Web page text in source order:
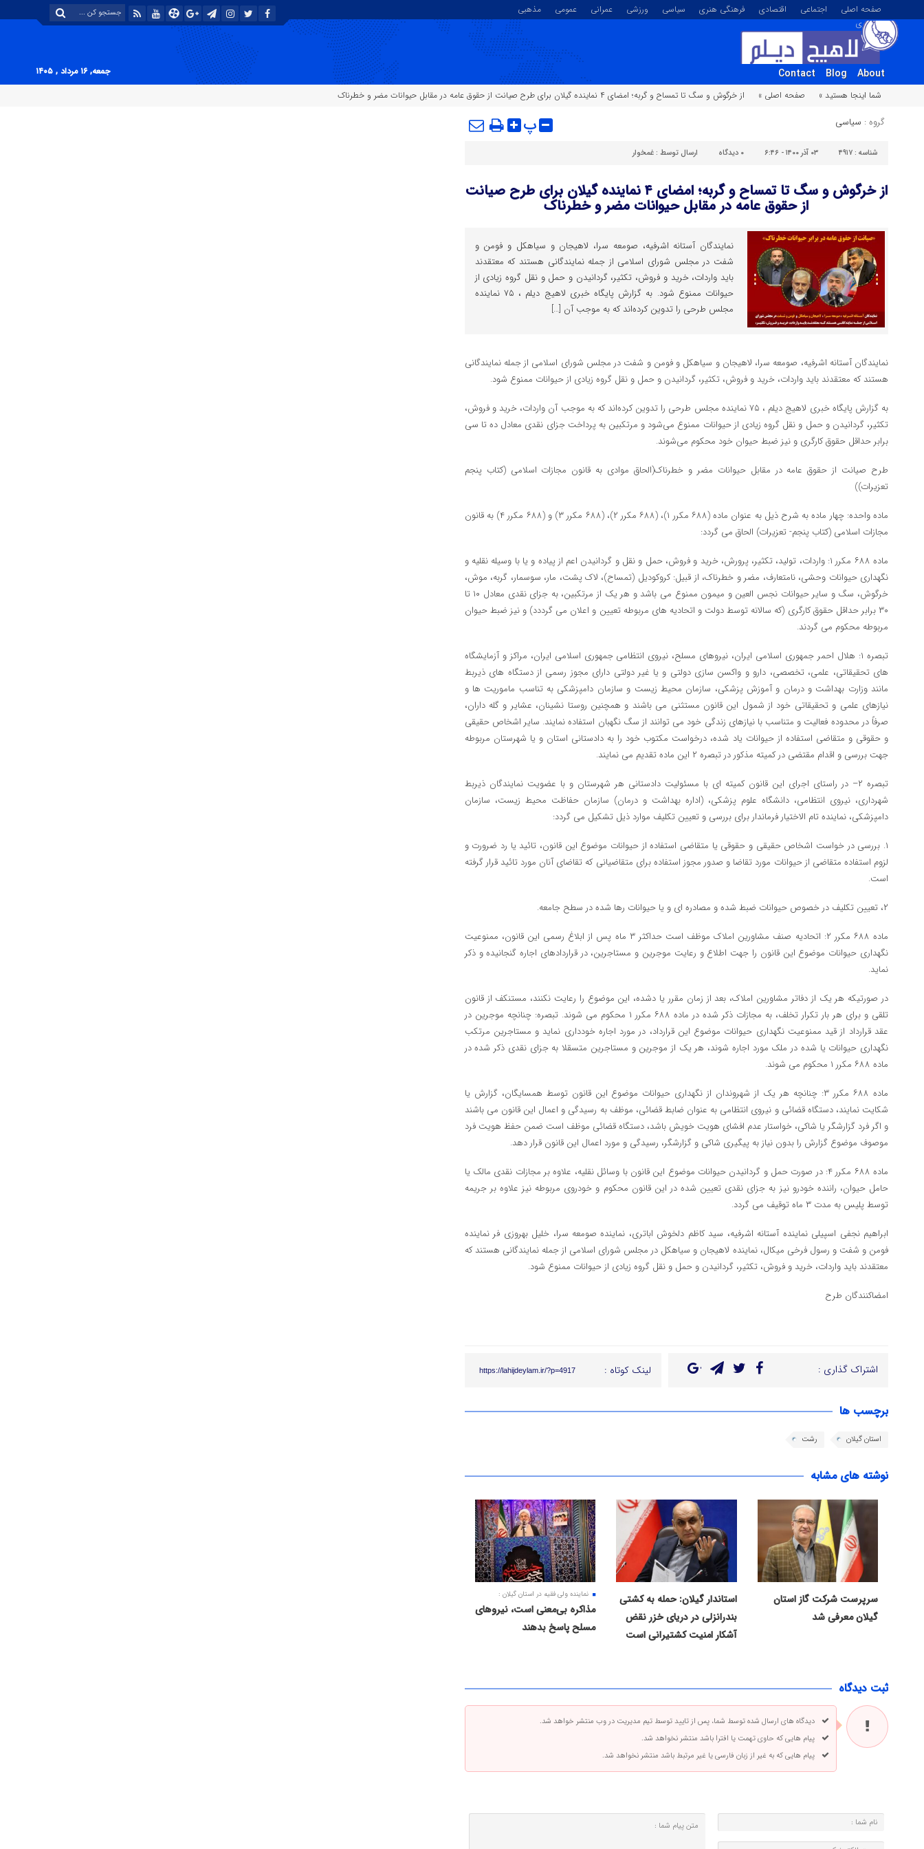
صفحه اصلی اجتماعی اقتصادی فرهنگی هنری سیاسی ورزشی عمرانی عمومی
مذهبی
تصویری
About
Blog
Contact
جمعه, ۱۶ مرداد , ۱۴۰۵
شما اینجا هستید »
صفحه اصلی » از خرگوش و سگ تا تمساح و گربه؛ امضای ۴ نماینده گیلان برای طرح صیانت از حقوق عامه در مقابل حیوانات مضر و خطرناک
گروه : سیاسی پ
شناسه : ۴۹۱۷ ۰۳ آذر ۱۴۰۰ - ۶:۴۶ ۰ دیدگاه ارسال توسط : غمخوار
از خرگوش و سگ تا تمساح و گربه؛ امضای ۴ نماینده گیلان برای طرح صیانت
از حقوق عامه در مقابل حیوانات مضر و خطرناک
نمایندگان آستانه اشرفیه، صومعه سرا، لاهیجان و سیاهکل و فومن و
شفت در مجلس شورای اسلامی از جمله نمایندگانی هستند که معتقدند
باید واردات، خرید و فروش، تکثیر، گردانیدن و حمل و نقل گروه زیادی از
حیوانات ممنوع شود. به گزارش پایگاه خبری لاهیج دیلم ، ۷۵ نماینده
مجلس طرحی را تدوین کرده‌اند که به موجب آن […]
نمایندگان آستانه اشرفیه، صومعه سرا، لاهیجان و سیاهکل و فومن و شفت در مجلس شورای اسلامی از جمله نمایندگانی
هستند که معتقدند باید واردات، خرید و فروش، تکثیر، گردانیدن و حمل و نقل گروه زیادی از حیوانات ممنوع شود.
به گزارش پایگاه خبری لاهیج دیلم ، ۷۵ نماینده مجلس طرحی را تدوین کرده‌اند که به موجب آن واردات، خرید و فروش،
تکثیر، گردانیدن و حمل و نقل گروه زیادی از حیوانات ممنوع می‌شود و مرتکبین به پرداخت جزای نقدی معادل ده تا سی
برابر حداقل حقوق کارگری و نیز ضبط حیوان خود محکوم می‌شوند.
طرح صیانت از حقوق عامه در مقابل حیوانات مضر و خطرناک(الحاق موادی به قانون مجازات اسلامی (کتاب پنجم
تعزیرات))
ماده واحده: چهار ماده به شرح ذیل به عنوان ماده (۶۸۸ مکرر ۱)، (۶٨٨ مکرر ٢)، (۶٨٨ مکرر ۳) و (۶۸۸ مکرر ۴) به قانون
مجازات اسلامی (کتاب پنجم- تعزیرات) الحاق می گردد:
ماده ۶۸۸ مکرر ۱: واردات، تولید، تکثیر، پرورش، خرید و فروش، حمل و نقل و گردانیدن اعم از پیاده و یا با وسیله نقلیه و
نگهداری حیوانات وحشی، نامتعارف، مضر و خطرناک، از قبیل: کروکودیل (تمساح)، لاک پشت، مار، سوسمار، گربه، موش،
خرگوش، سگ و سایر حیوانات نجس العین و میمون ممنوع می باشد و هر یک از مرتکبین، به جزای نقدی معادل ۱۰ تا
۳۰ برابر حداقل حقوق کارگری (که سالانه توسط دولت و اتحادیه های مربوطه تعیین و اعلان می گرددد) و نیز ضبط حیوان
مربوطه محکوم می گردند.
تبصره ۱: هلال احمر جمهوری اسلامی ایران، نیروهای مسلح، نیروی انتظامی جمهوری اسلامی ایران، مراکز و آزمایشگاه
های تحقیقاتی، علمی، تخصصی، دارو و واکسن سازی دولتی و یا غیر دولتی دارای مجوز رسمی از دستگاه های ذیربط
مانند وزارت بهداشت و درمان و آموزش پزشکی، سازمان محیط زیست و سازمان دامپزشکی به تناسب ماموریت ها و
نیازهای علمی و تحقیقاتی خود از شمول این قانون مستثنی می باشند و همچنین روستا نشینان، عشایر و گله داران،
صرفاً در محدوده فعالیت و متناسب با نیازهای زندگی خود می توانند از سگ نگهبان استفاده نمایند. سایر اشخاص حقیقی
و حقوقی و متقاضی استفاده از حیوانات یاد شده، درخواست مکتوب خود را به دادستانی استان و یا شهرستان مربوطه
جهت بررسی و اقدام مقتضی در کمیته مذکور در تبصره ۲ این ماده تقدیم می نمایند.
تبصره ۲– در راستای اجرای این قانون کمیته ای با مسئولیت دادستانی هر شهرستان و با عضویت نمایندگان ذیربط
شهرداری، نیروی انتظامی، دانشگاه علوم پزشکی، (اداره بهداشت و درمان) سازمان حفاظت محیط زیست، سازمان
دامپزشکی، نماینده تام الاختیار فرماندار برای بررسی و تعیین تکلیف موارد ذیل تشکیل می گردد:
۱. بررسی در خواست اشخاص حقیقی و حقوقی یا متقاضی استفاده از حیوانات موضوع این قانون، تائید یا رد ضرورت و
لزوم استفاده متقاضی از حیوانات مورد تقاضا و صدور مجوز استفاده برای متقاضیانی که تقاضای آنان مورد تائید قرار گرفته
است.
۲، تعیین تکلیف در خصوص حیوانات ضبط شده و مصادره ای و یا حیوانات رها شده در سطح جامعه.
ماده ۶۸۸ مکرر ۲: اتحادیه صنف مشاورین املاک موظف است حداکثر ۳ ماه پس از ابلاغ رسمی این قانون، ممنوعیت
نگهداری حیوانات موضوع این قانون را جهت اطلاع و رعایت موجرین و مستاجرین، در قراردادهای اجاره گنجانیده و ذکر
نماید.
در صورتیکه هر یک از دفاتر مشاورین املاک، بعد از زمان مقرر یا دشده، این موضوع را رعایت نکنند، مستنکف از قانون
تلقی و برای هر بار تکرار تخلف، به مجازات ذکر شده در ماده ۶۸۸ مکرر ۱ محکوم می شوند. تبصره: چنانچه موجرین در
عقد قرارداد از قید ممنوعیت نگهداری حیوانات موضوع این قرارداد، در مورد اجاره خودداری نماید و مستاجرین مرتکب
نگهداری حیوانات یا شده در ملک مورد اجاره شوند، هر یک از موجرین و مستاجرین متسقلا به جزای نقدی ذکر شده در
ماده ۶۸۸ مکرر ۱ محکوم می شوند.
ماده ۶۸۸ مکرر ۳: چنانچه هر یک از شهروندان از نگهداری حیوانات موضوع این قانون توسط همسایگان، گزارش یا
شکایت نمایند، دستگاه قضائی و نیروی انتظامی به عنوان ضابط قضائی، موظف به رسیدگی و اعمال این قانون می باشند
و اگر فرد گزارشگر یا شاکی، خواستار عدم افشای هویت خویش باشد، دستگاه قضائی موظف است ضمن حفظ هویت فرد
موصوف موضوع گزارش را بدون نیاز به پیگیری شاکی و گزارشگر، رسیدگی و مورد اعمال این قانون قرار دهد.
ماده ۶۸۸ مکرر ۴: در صورت حمل و گردانیدن حیوانات موضوع این قانون با وسائل نقلیه، علاوه بر مجازات نقدی مالک یا
حامل حیوان، راننده خودرو نیز به جزای نقدی تعیین شده در این قانون محکوم و خودروی مربوطه نیز علاوه بر جریمه
توسط پلیس به مدت ۳ ماه توقیف می گردد.
ابراهیم نجفی اسپیلی نماینده آستانه اشرفیه، سید کاظم دلخوش اباتری، نماینده صومعه سرا، خلیل بهروزی فر نماینده
فومن و شفت و رسول فرخی میکال، نماینده لاهیجان و سیاهکل در مجلس شورای اسلامی از جمله نمایندگانی هستند که
معتقدند باید واردات، خرید و فروش، تکثیر، گردانیدن و حمل و نقل گروه زیادی از حیوانات ممنوع شود.
امضاکنندگان طرح
اشتراک گذاری : لینک کوتاه : https://lahijdeylam.ir/?p=4917
برچسب ها
استان گیلان رشت
نوشته های مشابه
سرپرست شرکت گاز استان
گیلان معرفی شد
استاندار گیلان: حمله به کشتی
بندرانزلی در دریای خزر نقض
آشکار امنیت کشتیرانی است
نماینده ولی فقیه در استان گیلان :
مذاکره بی‌معنی است، نیروهای
مسلح پاسخ بدهند
ثبت دیدگاه
دیدگاه های ارسال شده توسط شما، پس از تایید توسط تیم مدیریت در وب منتشر خواهد شد.
پیام هایی که حاوی تهمت یا افترا باشد منتشر نخواهد شد.
پیام هایی که به غیر از زبان فارسی یا غیر مرتبط باشد منتشر نخواهد شد.